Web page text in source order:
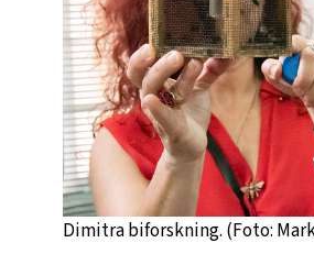
Dimitra biforskning. (Foto: